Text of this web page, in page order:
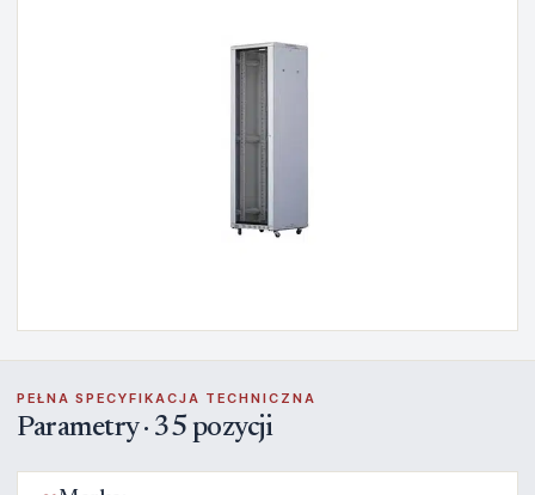
PEŁNA SPECYFIKACJA TECHNICZNA
Parametry · 35 pozycji